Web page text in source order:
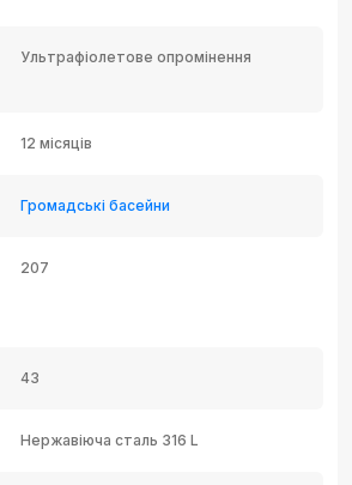
Ультрафіолетове опромінення
12 місяців
Громадські басейни
207
43
Нержавіюча сталь 316 L